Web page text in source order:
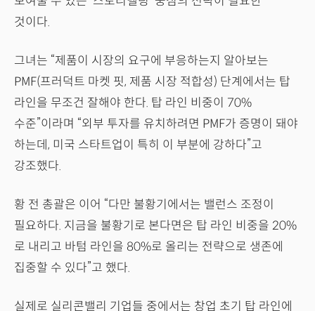
것이다.
그녀는 “제품이 시장의 요구에 부응하는지 알아보는
PMF(프러덕트 마켓 핏, 제품 시장 적합성) 단계에서는 탑
라인을 무조건 잘해야 한다. 탑 라인 비중이 70%
수준”이라며 “외부 투자를 유치하려면 PMF가 증명이 돼야
하는데, 미국 스타트업이 특히 이 부분에 강하다”고
강조했다.
황 전 총괄은 이어 “다만 불황기에서는 밸런스 조정이
필요하다. 지금을 불황기로 본다면은 탑 라인 비중을 20%
로 내리고 바텀 라인을 80%로 올리는 전략으로 생존에
집중할 수 있다”고 했다.
실제로 실리콘밸리 기업들 중에서는 창업 초기 탑 라인에